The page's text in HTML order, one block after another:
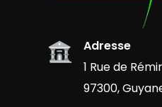
Adresse
1 Rue de
97300,